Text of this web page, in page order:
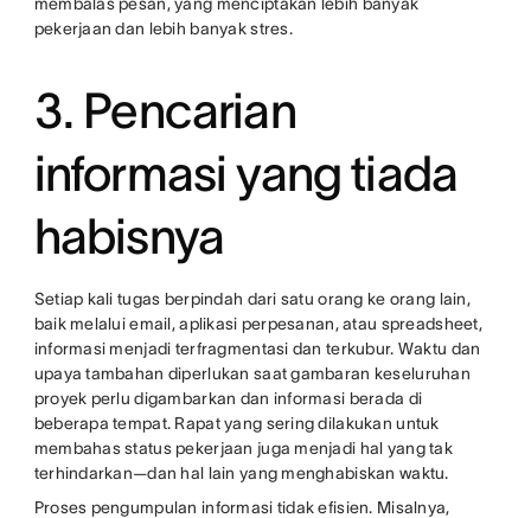
pekerjaan dan lebih banyak stres.
3. Pencarian
informasi yang tiada
habisnya
Setiap kali tugas berpindah dari satu orang ke orang lain,
baik melalui email, aplikasi perpesanan, atau spreadsheet,
informasi menjadi terfragmentasi dan terkubur. Waktu dan
upaya tambahan diperlukan saat gambaran keseluruhan
proyek perlu digambarkan dan informasi berada di
beberapa tempat. Rapat yang sering dilakukan untuk
membahas status pekerjaan juga menjadi hal yang tak
terhindarkan—dan hal lain yang menghabiskan waktu.
Proses pengumpulan informasi tidak efisien. Misalnya,